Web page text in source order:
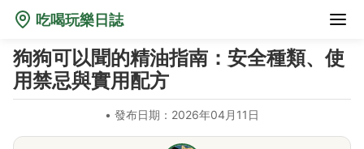
吃喝玩樂日誌
狗狗可以聞的精油指南：安全種類、使
用禁忌與實用配方
• 發布日期：2026年04月11日